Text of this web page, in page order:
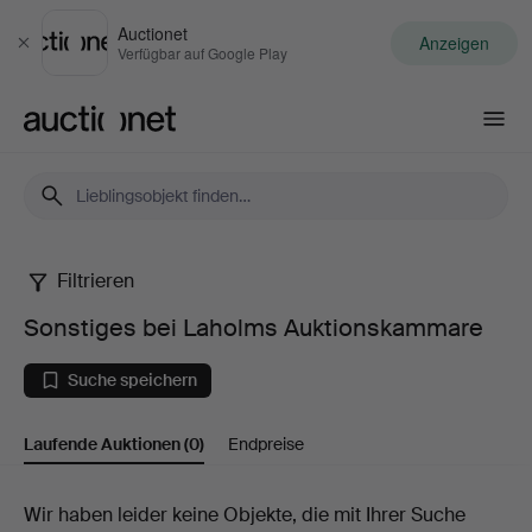
Schließen
Auctionet
Verfügbar auf Google Play Anzeigen
Sonstiges
bei
Laholms
Auktionskammare
Filtrieren
Sonstiges bei Laholms Auktionskammare
Suche speichern
Laufende Auktionen(0) Endpreise
Laufende
Wir haben leider keine Objekte, die mit Ihrer Suche